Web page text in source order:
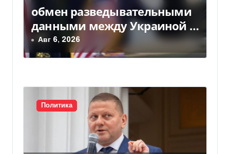
обмен разведывательными
данными между Украиной и
США значительно вырос, —
Politico
Авг 6, 2026
Политика